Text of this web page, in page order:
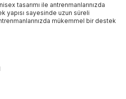
tasarımı ile antrenmanlarınızda
yapısı sayesinde uzun süreli
mükemmel bir destek